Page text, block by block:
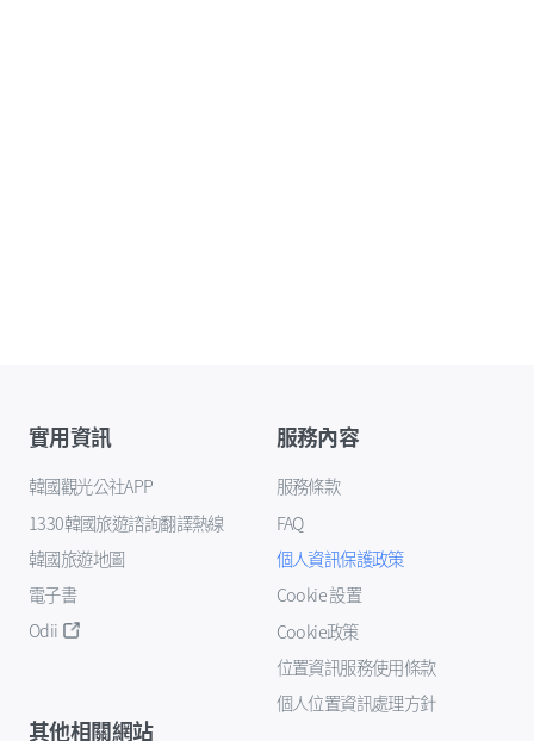
實用資訊
韓國觀光公社APP
1330韓國旅遊諮詢翻譯熱線
韓國旅遊地圖
電子書
Odii
服務內容
服務條款
FAQ
個人資訊保護政策
Cookie 設置
Cookie政策
位置資訊服務使用條款
個人位置資訊處理方針
其他相關網站